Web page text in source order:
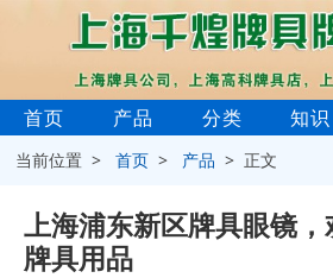
首页 产品 分类 知识
当前位置 >首页 > 产品 > 正文
上海浦东新区牌具眼镜
牌具用品